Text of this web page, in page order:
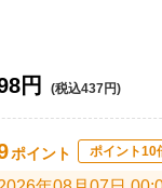
円 (税込437円)
ポイント ポイント10